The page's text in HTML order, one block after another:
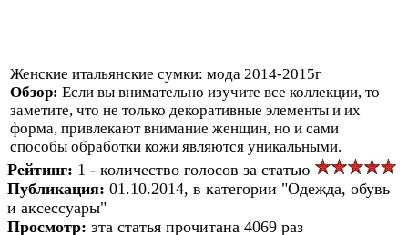
Женские итальянские сумки: мода 2014-2015г
Обзор: Если вы внимательно изучите все коллекции, то
заметите, что не только декоративные элементы и их
форма, привлекают внимание женщин, но и сами
способы обработки кожи являются уникальными.
Рейтинг: 1 - количество голосов за статью
Публикация: 01.10.2014, в категории "Одежда, обувь
и аксессуары"
Просмотр: эта статья прочитана 4069 раз